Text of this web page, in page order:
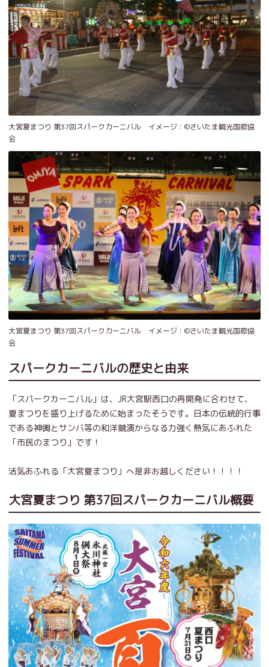
大宮夏まつり 第37回スパークカーニバル イメージ：©️さいたま観光国際協
会
大宮夏まつり 第37回スパークカーニバル イメージ：©️さいたま観光国際協
会
スパークカーニバルの歴史と由来
「スパークカーニバル」は、JR大宮駅西口の再開発に合わせて、
夏まつりを盛り上げるために始まったそうです。日本の伝統的行事
である神輿とサンバ等の和洋競演からなる力強く熱気にあふれた
「市民のまつり」です！
活気あふれる「大宮夏まつり」へ是非お越しください！！！！
大宮夏まつり 第37回スパークカーニバル概要